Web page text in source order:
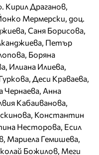
Кирил Драганов,
Мермерски, доц.
Саня Борисова,
Петър
Боряна
Илиана Илиева,
Деси Краваева,
Чернаева, Анна
Кабаиванова,
Константин
Несторова, Есил
Мариела Гемишева,
Божилов, Меги